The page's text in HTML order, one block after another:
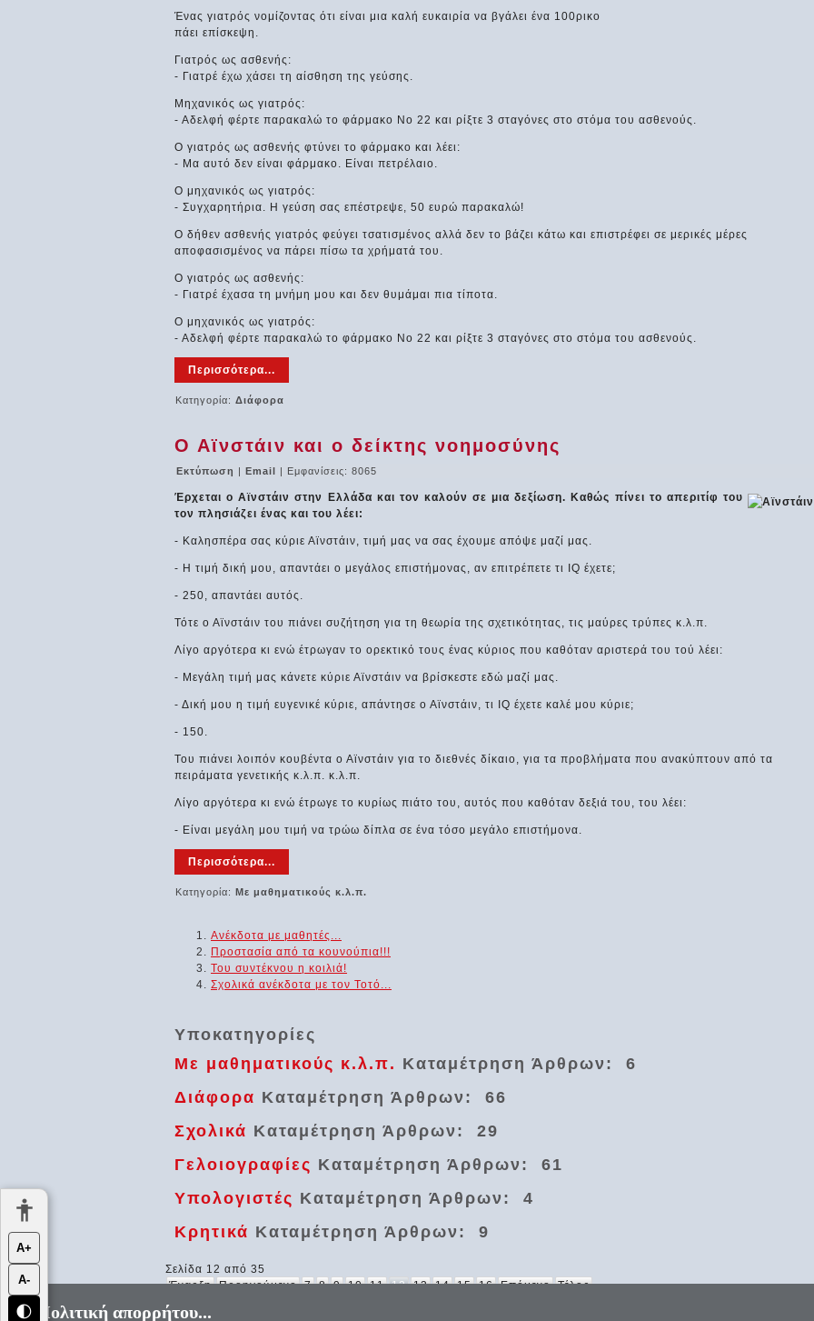
Ένας γιατρός νομίζοντας ότι είναι μια καλή ευκαιρία να βγάλει ένα 100ρικο
πάει επίσκεψη.
Γιατρός ως ασθενής:
- Γιατρέ έχω χάσει τη αίσθηση της γεύσης.
Μηχανικός ως γιατρός:
- Αδελφή φέρτε παρακαλώ το φάρμακο Νο 22 και ρίξτε 3 σταγόνες στο στόμα του ασθενούς.
Ο γιατρός ως ασθενής φτύνει το φάρμακο και λέει:
- Μα αυτό δεν είναι φάρμακο. Είναι πετρέλαιο.
Ο μηχανικός ως γιατρός:
- Συγχαρητήρια. Η γεύση σας επέστρεψε, 50 ευρώ παρακαλώ!
Ο δήθεν ασθενής γιατρός φεύγει τσατισμένος αλλά δεν το βάζει κάτω και επιστρέφει σε μερικές μέρες
αποφασισμένος να πάρει πίσω τα χρήματά του.
Ο γιατρός ως ασθενής:
- Γιατρέ έχασα τη μνήμη μου και δεν θυμάμαι πια τίποτα.
Ο μηχανικός ως γιατρός:
- Αδελφή φέρτε παρακαλώ το φάρμακο Νο 22 και ρίξτε 3 σταγόνες στο στόμα του ασθενούς.
Περισσότερα...
Κατηγορία: Διάφορα
Ο Αϊνστάιν και ο δείκτης νοημοσύνης
Εκτύπωση | Email | Εμφανίσεις: 8065
Έρχεται ο Αϊνστάιν στην Ελλάδα και τον καλούν σε μια δεξίωση. Καθώς πίνει το απεριτίφ του
τον πλησιάζει ένας και του λέει:
- Καλησπέρα σας κύριε Αϊνστάιν, τιμή μας να σας έχουμε απόψε μαζί μας.
- Η τιμή δική μου, απαντάει ο μεγάλος επιστήμονας, αν επιτρέπετε τι IQ έχετε;
- 250, απαντάει αυτός.
Τότε ο Αϊνστάιν του πιάνει συζήτηση για τη θεωρία της σχετικότητας, τις μαύρες τρύπες κ.λ.π.
Λίγο αργότερα κι ενώ έτρωγαν το ορεκτικό τους ένας κύριος που καθόταν αριστερά του τού λέει:
- Μεγάλη τιμή μας κάνετε κύριε Αϊνστάιν να βρίσκεστε εδώ μαζί μας.
- Δική μου η τιμή ευγενικέ κύριε, απάντησε ο Αϊνστάιν, τι IQ έχετε καλέ μου κύριε;
- 150.
Του πιάνει λοιπόν κουβέντα ο Αϊνστάιν για το διεθνές δίκαιο, για τα προβλήματα που ανακύπτουν από τα
πειράματα γενετικής κ.λ.π. κ.λ.π.
Λίγο αργότερα κι ενώ έτρωγε το κυρίως πιάτο του, αυτός που καθόταν δεξιά του, του λέει:
- Είναι μεγάλη μου τιμή να τρώω δίπλα σε ένα τόσο μεγάλο επιστήμονα.
Περισσότερα...
Κατηγορία: Με μαθηματικούς κ.λ.π.
Ανέκδοτα με μαθητές...
Προστασία από τα κουνούπια!!!
Του συντέκνου η κοιλιά!
Σχολικά ανέκδοτα με τον Τοτό...
Υποκατηγορίες
Με μαθηματικούς κ.λ.π. Καταμέτρηση Άρθρων: 6
Διάφορα Καταμέτρηση Άρθρων: 66
Σχολικά Καταμέτρηση Άρθρων: 29
Γελοιογραφίες Καταμέτρηση Άρθρων: 61
Υπολογιστές Καταμέτρηση Άρθρων: 4
Κρητικά Καταμέτρηση Άρθρων: 9
Σελίδα 12 από 35
Έναρξη Προηγούμενο 7 8 9 10 11 12 13 14 15 16 Επόμενο Τέλος
Πολιτική απορρήτου...
Α+
Α-
🌓